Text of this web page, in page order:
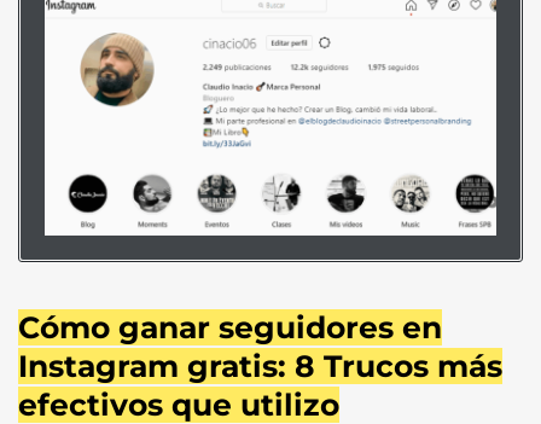
Cómo ganar seguidores en
Instagram gratis: 8 Trucos más
efectivos que utilizo